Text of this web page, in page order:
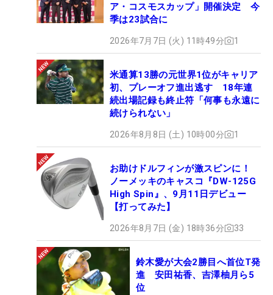
ア・コスモスカップ」開催決定 今
季は23試合に
2026年7月7日 (火) 11時49分 1
米通算13勝の元世界1位がキャリア
初、プレーオフ進出逃す 18年連
続出場記録も終止符「何事も永遠に
続けられない」
2026年8月8日 (土) 10時00分 1
お助けドルフィンが激スピンに！
ノーメッキのキャスコ『DW-125G
High Spin』、9月11日デビュー
【打ってみた】
2026年8月7日 (金) 18時36分 33
鈴木愛が大会2勝目へ首位T発
進 安田祐香、吉澤柚月ら5
位